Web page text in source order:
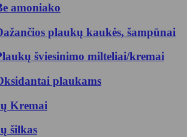
amoniako
plaukų kaukės, šampūnai
šviesinimo milteliai/kremai
plaukams
Kremai
šilkas